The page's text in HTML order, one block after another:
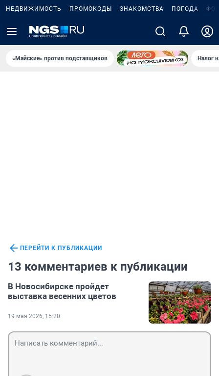
НЕДВИЖИМОСТЬ ПРОМОКОДЫ ЗНАКОМСТВА ПОГОДА
«Майские» против подставщиков Налог
ПЕРЕЙТИ К ПУБЛИКАЦИИ
13 комментариев к публикации
В Новосибирске пройдет
выставка весенних цветов
19 мая 2026, 15:20